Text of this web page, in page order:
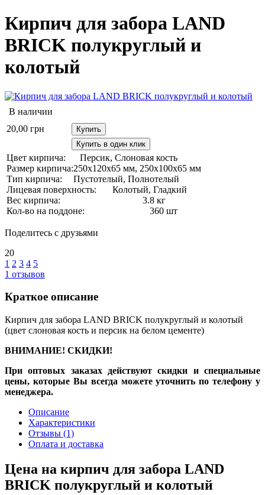
Кирпич для забора LAND
BRICK полукруглый и
колотый
В наличии
20,00 грн
Купить
Купить в один клик
Цвет кирпича:
Персик, Слоновая кость
Размер кирпича:250х120х65 мм, 250х100х65 мм
Тип кирпича:
Пустотелый, Полнотелый
Лицевая поверхность:
Колотый, Гладкий
Вес кирпича:
3.8 кг
Кол-во на поддоне:
360 шт
Поделитесь с друзьями
20
1 2 3 4 5
1 отзывов
Краткое описание
Кирпич для забора LAND BRICK полукруглый и колотый
(цвет слоновая кость и персик на белом цементе)
ВНИМАНИЕ! СКИДКИ!
При оптовых заказах действуют скидки и специальные
цены, которые Вы всегда можете уточнить по телефону у
менеджера.
Описание
Характеристики
Отзывы (1)
Оплата и доставка
Цена на кирпич для забора LAND
BRICK полукруглый и колотый